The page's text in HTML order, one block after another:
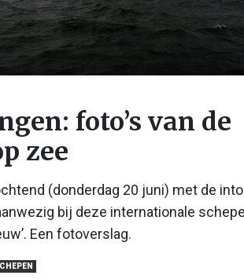
foto’s van de
zee
(donderdag 20 juni) met de
bij deze internationale
Een fotoverslag.